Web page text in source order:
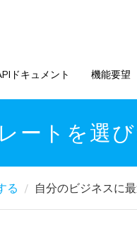
ドキュメント 機能要望
ートを選
る 自分のビジネスに